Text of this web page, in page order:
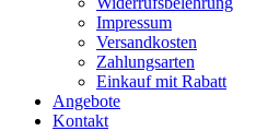
Impressum
Versandkosten
Zahlungsarten
Einkauf mit Rabatt
Angebote
Kontakt